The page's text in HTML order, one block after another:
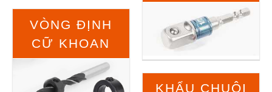
VÒNG ĐỊNH
CỮ KHOAN
KHẨU CHUÔI